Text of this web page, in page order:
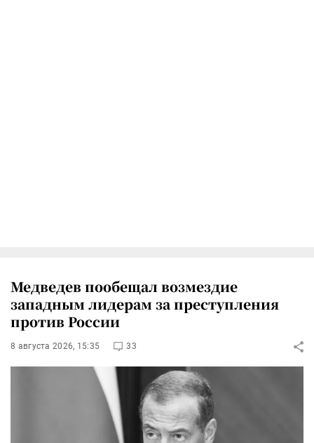
Медведев пообещал возмездие
западным лидерам за преступления
против России
8 августа 2026, 15:35 33